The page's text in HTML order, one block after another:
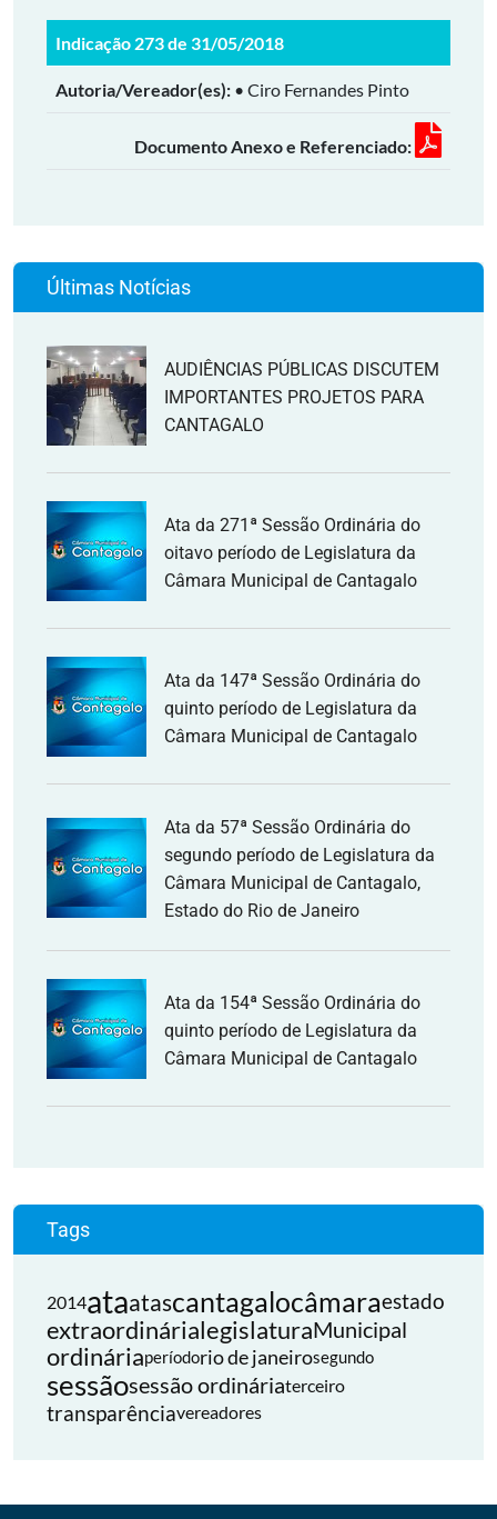
Indicação 273 de 31/05/2018
Autoria/Vereador(es): • Ciro Fernandes Pinto
Documento Anexo e Referenciado:
Últimas Notícias
AUDIÊNCIAS PÚBLICAS DISCUTEM
IMPORTANTES PROJETOS PARA
CANTAGALO
Ata da 271ª Sessão Ordinária do
oitavo período de Legislatura da
Câmara Municipal de Cantagalo
Ata da 147ª Sessão Ordinária do
quinto período de Legislatura da
Câmara Municipal de Cantagalo
Ata da 57ª Sessão Ordinária do
segundo período de Legislatura da
Câmara Municipal de Cantagalo,
Estado do Rio de Janeiro
Ata da 154ª Sessão Ordinária do
quinto período de Legislatura da
Câmara Municipal de Cantagalo
Tags
2014ataatascantagalocâmaraestado
extraordinárialegislaturaMunicipal
ordináriaperíodorio de janeirosegundo
sessãosessão ordináriaterceiro
transparênciavereadores